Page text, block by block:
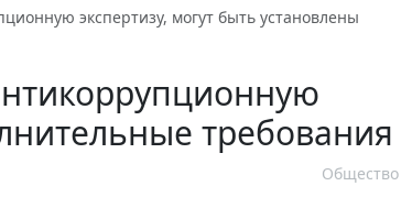
экспертизу, могут быть установлены
требования
Общество